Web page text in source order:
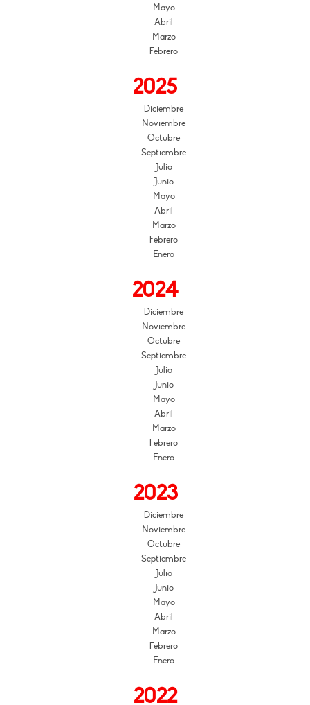
Mayo
Abril
Marzo
Febrero
2025
Diciembre
Noviembre
Octubre
Septiembre
Julio
Junio
Mayo
Abril
Marzo
Febrero
Enero
2024
Diciembre
Noviembre
Octubre
Septiembre
Julio
Junio
Mayo
Abril
Marzo
Febrero
Enero
2023
Diciembre
Noviembre
Octubre
Septiembre
Julio
Junio
Mayo
Abril
Marzo
Febrero
Enero
2022